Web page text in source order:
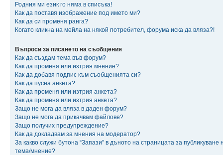
Родния ми език го няма в списъка!
Как да поставя изображение под името ми?
Как да си променя ранга?
Когато кликна на мейла на някой потребител, форума иска да вляза?!
Въпроси за писането на съобщения
Как да създам тема във форум?
Как да променя или изтрия мнение?
Как да добавя подпис към съобщенията си?
Как да пусна анкета?
Как да променя или изтрия анкета?
Как да променя или изтрия анкета?
Защо не мога да вляза в даден форум?
Защо не мога да прикачвам файлове?
Защо получих предупреждение?
Как да докладвам за мнения на модератор?
За какво служи бутона “Запази” в дъното на страницата за публикуване
тема/мнение?